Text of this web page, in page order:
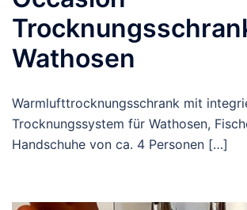
Wathosen
Warmlufttrocknungsschrank mit
Trocknungssystem für Wathosen,
Handschuhe von ca. 4 Personen […]